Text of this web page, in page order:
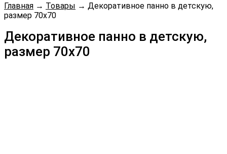
Главная → Товары → Декоративное панно в детскую,
размер 70х70
Декоративное панно в детскую,
размер 70х70